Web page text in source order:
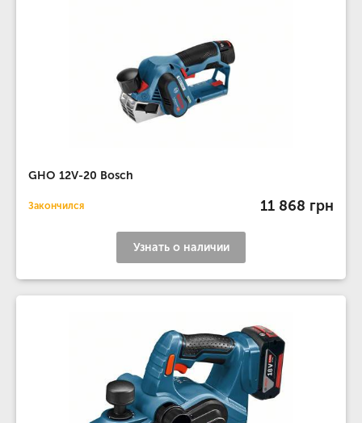
GHO 12V-20 Bosch
Закончился 11 868 грн
Узнать о наличии